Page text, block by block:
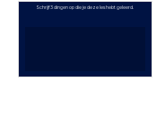
Schrijf 3 dingen op die je deze les hebt geleerd.